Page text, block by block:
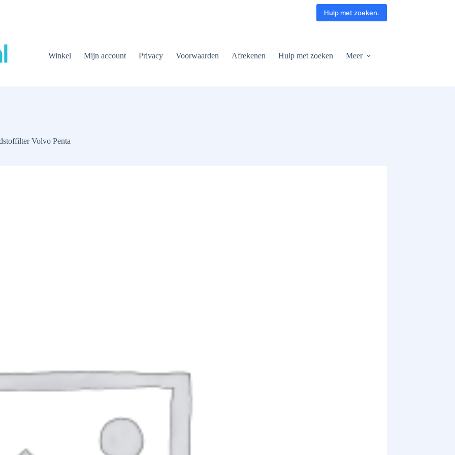
Hulp met zoeken.
Winkel Mijn account Privacy Voorwaarden Afrekenen Hulp met zoeken Meer
Volvo Penta